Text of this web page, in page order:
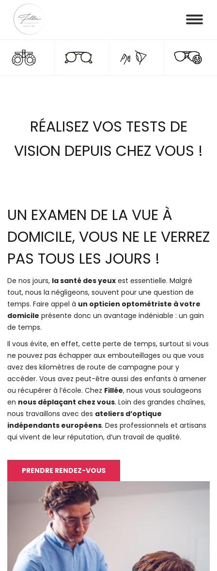
RÉALISEZ VOS TESTS DE
VISION DEPUIS CHEZ VOUS !
UN EXAMEN DE LA VUE À
DOMICILE, VOUS NE LE VERREZ
PAS TOUS LES JOURS !
De nos jours, la santé des yeux est essentielle. Malgré
tout, nous la négligeons, souvent pour une question de
temps. Faire appel à un opticien optométriste à votre
domicile présente donc un avantage indéniable : un gain
de temps.
Il vous évite, en effet, cette perte de temps, surtout si vous
ne pouvez pas échapper aux embouteillages ou que vous
avez des kilomètres de route de campagne pour y
accéder. Vous avez peut-être aussi des enfants à amener
ou récupérer à l’école. Chez Fillée, nous vous soulageons
en nous déplaçant chez vous. Loin des grandes chaînes,
nous travaillons avec des ateliers d’optique
indépendants européens. Des professionnels et artisans
qui vivent de leur réputation, d’un travail de qualité.
PRENDRE RENDEZ-VOUS